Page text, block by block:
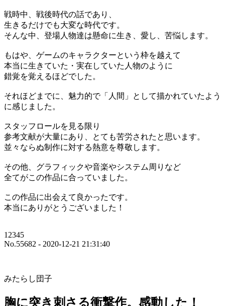
戦時中、戦後時代の話であり、
生きるだけでも大変な時代です。
そんな中、登場人物達は懸命に生き、愛し、苦悩します。
もはや、ゲームのキャラクターという枠を越えて
本当に生きていた・実在していた人物のように
錯覚を覚えるほどでした。
それほどまでに、魅力的で「人間」として描かれていたよう
に感じました。
スタッフロールを見る限り
参考文献が大量にあり、とても苦労されたと思います。
並々ならぬ制作に対する熱意を尊敬します。
その他、グラフィックや音楽やシステム周りなど
全てがこの作品に合っていました。
この作品に出会えて良かったです。
本当にありがとうございました！
12345
No.55682 - 2020-12-21 21:31:40
みたらし団子
胸に突き刺さる衝撃作。感動した！